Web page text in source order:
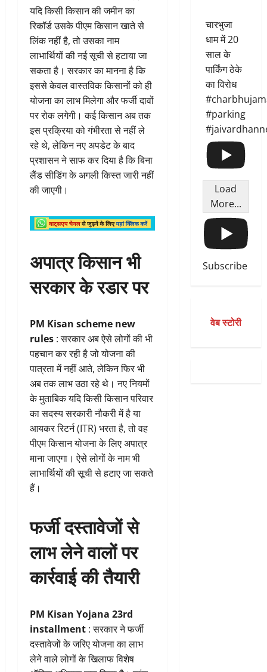
यदि किसी किसान की जमीन का
रिकॉर्ड उसके पीएम किसान खाते से
लिंक नहीं है, तो उसका नाम
लाभार्थियों की नई सूची से हटाया जा
सकता है। सरकार का मानना है कि
इससे केवल वास्तविक किसानों को ही
योजना का लाभ मिलेगा और फर्जी दावों
पर रोक लगेगी। कई किसान अब तक
इस प्रक्रिया को गंभीरता से नहीं ले
रहे थे, लेकिन नए अपडेट के बाद
प्रशासन ने साफ कर दिया है कि बिना
लैंड सीडिंग के अगली किस्त जारी नहीं
की जाएगी।
अपात्र किसान भी
सरकार के रडार पर
PM Kisan scheme new
rules : सरकार अब ऐसे लोगों की भी
पहचान कर रही है जो योजना की
पात्रता में नहीं आते, लेकिन फिर भी
अब तक लाभ उठा रहे थे। नए नियमों
के मुताबिक यदि किसी किसान परिवार
का सदस्य सरकारी नौकरी में है या
आयकर रिटर्न (ITR) भरता है, तो वह
पीएम किसान योजना के लिए अपात्र
माना जाएगा। ऐसे लोगों के नाम भी
लाभार्थियों की सूची से हटाए जा सकते
हैं।
फर्जी दस्तावेजों से
लाभ लेने वालों पर
कार्रवाई की तैयारी
PM Kisan Yojana 23rd
installment : सरकार ने फर्जी
दस्तावेजों के जरिए योजना का लाभ
लेने वाले लोगों के खिलाफ विशेष
चारभुजा
धाम में 20
साल के
पार्किंग ठेके
का विरोध
#parking
Load
More...
Subscribe
वेब स्टोरी